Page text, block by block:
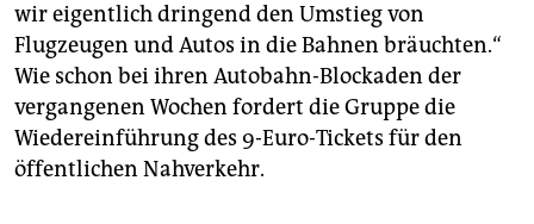
wir eigentlich dringend den Umstieg von
Flugzeugen und Autos in die Bahnen bräuchten.“
Wie schon bei ihren Autobahn-Blockaden der
vergangenen Wochen fordert die Gruppe die
Wiedereinführung des 9-Euro-Tickets für den
öffentlichen Nahverkehr.